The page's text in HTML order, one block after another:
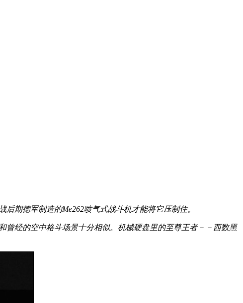
期德军制造的Me262喷气式战斗机才能将它压制住。
曾经的空中格斗场景十分相似。机械硬盘里的至尊王者－－西数黑